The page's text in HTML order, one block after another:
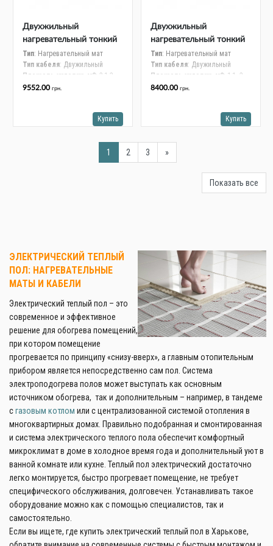
Двухжильный
нагревательный тонкий
мат Veria Quickmat 150
0,5 x 5м 375 Вт
Тип: Нагревательный мат
Тип кабеля: Двужильный
Площадь укладки, м2: 2,1-3
Длина, м : 5
9552.00 грн.
Купить
Двухжильный
нагревательный тонкий
мат Veria Quickmat 150
0,5 x 4м 300 Вт
Тип: Нагревательный мат
Тип кабеля: Двужильный
Площадь укладки, м2: 1,1- 2
Длина, м : 4
8400.00 грн.
Купить
1 2 3 »
Показать все
ЭЛЕКТРИЧЕСКИЙ ТЕПЛЫЙ
ПОЛ: НАГРЕВАТЕЛЬНЫЕ
МАТЫ И КАБЕЛИ
Электрический теплый пол – это
современное и эффективное
решение для обогрева помещений,
при котором помещение
прогревается по принципу «снизу-вверх», а главным отопительным
прибором является непосредственно сам пол. Система
электроподогрева полов может выступать как основным
источником обогрева, так и дополнительным – например, в тандеме
сгазовым котлом или с централизованной системой отопления в
многоквартирных домах. Правильно подобранная и смонтированная
и система электрического теплого пола обеспечит комфортный
микроклимат в доме в холодное время года и дополнительный уют в
ванной комнате или кухне. Теплый пол электрический достаточно
легко монтируется, быстро прогревает помещение, не требует
специфического обслуживания, долговечен. Устанавливать такое
оборудование можно как с помощью специалистов, так и
самостоятельно.
Если вы ищете, где купить электрический теплый пол в Харькове,